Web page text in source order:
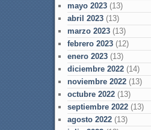
mayo 2023(13)
abril 2023(13)
marzo 2023(13)
febrero 2023(12)
enero 2023(13)
diciembre 2022(14)
noviembre 2022(13)
octubre 2022(13)
septiembre 2022(13)
agosto 2022(13)